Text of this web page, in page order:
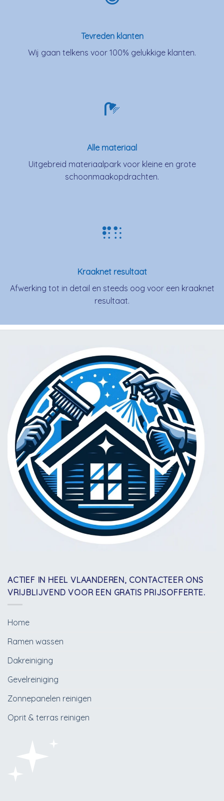
Tevreden klanten
Wij gaan telkens voor 100% gelukkige klanten.
Alle materiaal
Uitgebreid materiaalpark voor kleine en grote
schoonmaakopdrachten.
Kraaknet resultaat
Afwerking tot in detail en steeds oog voor een kraaknet
resultaat.
ACTIEF IN HEEL VLAANDEREN, CONTACTEER ONS
VRIJBLIJVEND VOOR EEN GRATIS PRIJSOFFERTE.
Home
Ramen wassen
Dakreiniging
Gevelreiniging
Zonnepanelen reinigen
Oprit & terras reinigen